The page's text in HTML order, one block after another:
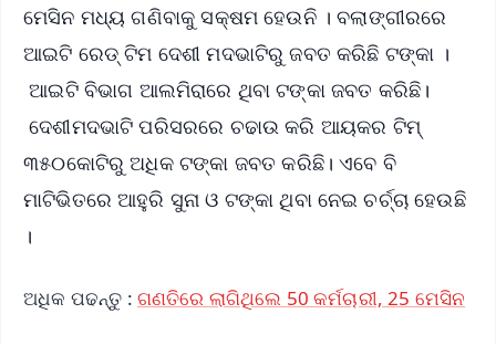
ମେସିନ ମଧ୍ୟ ଗଣିବାକୁ ସକ୍ଷମ ହେଉନି । ବଲାଙ୍ଗୀରରେ
ଆଇଟି ରେଡ୍ ଟିମ ଦେଶୀ ମଦଭାଟିରୁ ଜବତ କରିଛି ଟଙ୍କା ।
ଆଇଟି ବିଭାଗ ଆଲମିରାରେ ଥିବା ଟଙ୍କା ଜବତ କରିଛି।
ଦେଶୀମଦଭାଟି ପରିସରରେ ଚଢାଉ କରି ଆୟକର ଟିମ୍
୩୫୦କୋଟିରୁ ଅଧିକ ଟଙ୍କା ଜବତ କରିଛି। ଏବେ ବି
ମାଟିଭିତରେ ଆହୁରି ସୁନା ଓ ଟଙ୍କା ଥିବା ନେଇ ଚର୍ଚ୍ଚା ହେଉଛି
।
ଅଧିକ ପଢନ୍ତୁ : ଗଣତିରେ ଲାଗିଥିଲେ 50 କର୍ମଚାରୀ, 25 ମେସିନ